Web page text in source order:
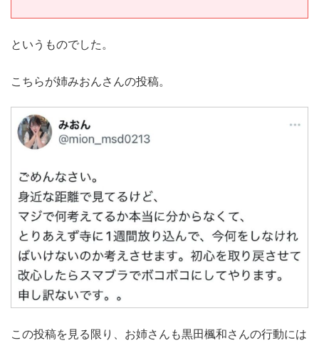
というものでした。
こちらが姉みおんさんの投稿。
この投稿を見る限り、お姉さんも黒田楓和さんの行動には